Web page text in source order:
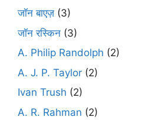
जॉन बाएज़ (3)
जॉन रस्किन (3)
A. Philip Randolph (2)
A. J. P. Taylor (2)
Ivan Trush (2)
A. R. Rahman (2)